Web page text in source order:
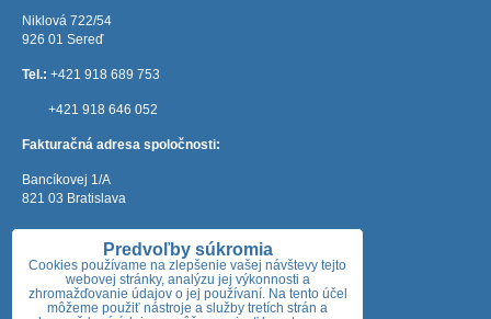
Niklová 722/54
926 01 Sereď
Tel.: +421 918 689 753
+421 918 646 052
Fakturačná adresa spoločnosti:
Bancíkovej 1/A
821 03 Bratislava
Otváracie hodiny:
Pondelok: 7:30 - 18:00
Predvoľby súkromia
Cookies používame na zlepšenie vašej návštevy tejto
webovej stránky, analýzu jej výkonnosti a
zhromažďovanie údajov o jej používaní. Na tento účel
môžeme použiť nástroje a služby tretích strán a